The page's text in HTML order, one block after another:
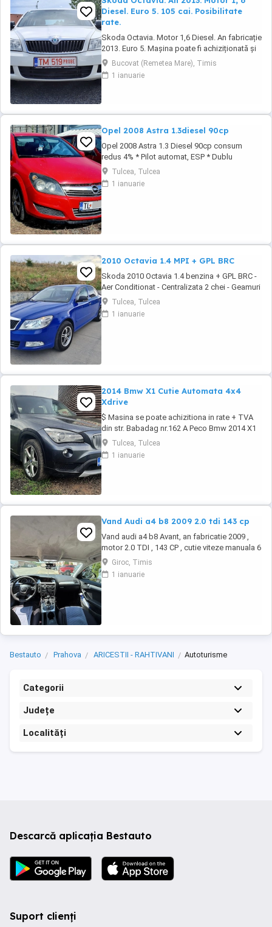
Diesel. Euro 5. 105 cai. Posibilitate
rate.
Skoda Octavia. Motor 1,6 Diesel. An fabricație
2013. Euro 5. Mașina poate fi achiziționată și
în rate. Tel : 0729927037. Dotări: Aer
condiționat. Geamuri electrice. Oglinzi
electrice. Radio CD. Închidere centralizată.
Bucovat (Remetea Mare), Timis
1 ianuarie
Opel 2008 Astra 1.3diesel 90cp
Opel 2008 Astra 1.3 Diesel 90cp consum
redus 4% * Pilot automat, ESP * Dublu
Climatronic * Geamuri electrice * Oglinzile
electrice * Servodirectie, ABS * Radio CD
original * Computer de bord * Senzori de
Tulcea, Tulcea
1 ianuarie
2010 Octavia 1.4 MPI + GPL BRC
Skoda 2010 Octavia 1.4 benzina + GPL BRC -
Aer Conditionat - Centralizata 2 chei - Geamuri
electrice - Oglinzile electrice - Computer de
bord - Jante din aliaj usor - Folii omologate
RAR - Proiectoare de ceata - RCD original +
Tulcea, Tulcea
1 ianuarie
2014 Bmw X1 Cutie Automata 4x4
Xdrive
$ Masina se poate achizitiona in rate + TVA
din str. Babadag nr.162 A Peco Bmw 2014 X1
SUV 2.0d 143cp xDrive - Cutie Automata -
Tractiune integrala - Dublu Climatronic -
Geamuri electrice - Oglinzile incalzite -
Tulcea, Tulcea
1 ianuarie
Vand Audi a4 b8 2009 2.0 tdi 143 cp
Vand audi a4 b8 Avant, an fabricatie 2009 ,
motor 2.0 TDI , 143 CP , cutie viteze manuala 6
trepte , tractiune fata Are ca dotari : -navigatie
- faruri xenon -climatizare automata -geamuri
electrice -oglinzi electrice -computer de bord
Giroc, Timis
1 ianuarie
Bestauto Prahova ARICESTII - RAHTIVANI Autoturisme
Categorii
Județe
Localități
Descarcă aplicația Bestauto
Suport clienți